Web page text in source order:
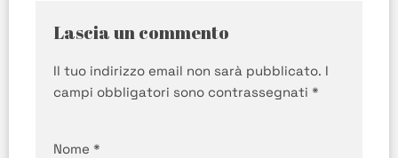
Lascia un commento
Il tuo indirizzo email non sarà pubblicato. I
campi obbligatori sono contrassegnati *
Nome *